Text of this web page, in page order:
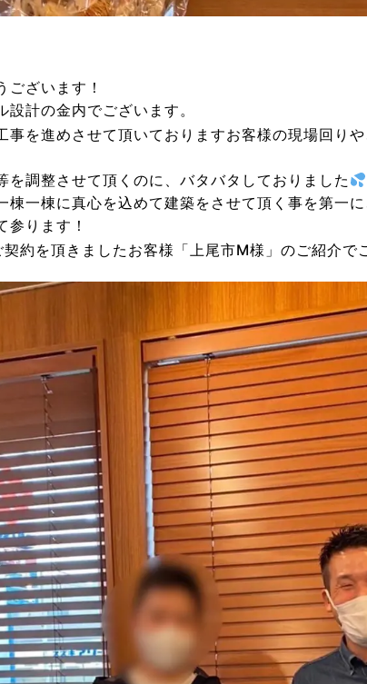
ございます！
設計の金内でございます。
事を進めさせて頂いておりますお客様の現場回り
を調整させて頂くのに、バタバタしておりました
棟一棟に真心を込めて建築をさせて頂く事を第一
参ります！
契約を頂きましたお客様「上尾市M様」のご紹介で